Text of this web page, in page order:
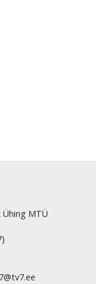
Ühing MTÜ